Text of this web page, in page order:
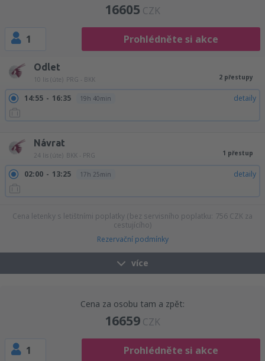
16605 CZK
1 Prohlédněte si akce
Odlet
10 lis (úte) PRG - BKK 2 přestupy
14:55 16:35 19h 40min detaily
Návrat
24 lis (úte) BKK - PRG 1 přestup
02:00 13:25 17h 25min detaily
Cena letenky s letištními poplatky (bez servisního poplatku: 756 CZK za
cestujícího)
Rezervační podmínky
více
Cena za osobu tam a zpět:
16659 CZK
1 Prohlédněte si akce